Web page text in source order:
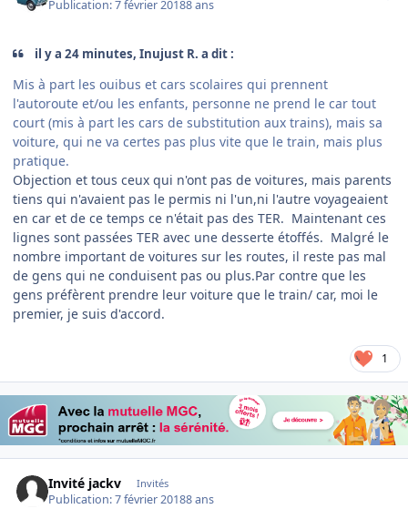
Publication:7 février 20188 ans
il y a 24 minutes, Inujust R. a dit :
Mis à part les ouibus et cars scolaires qui prennent
l'autoroute et/ou les enfants, personne ne prend le car tout
court (mis à part les cars de substitution aux trains), mais sa
voiture, qui ne va certes pas plus vite que le train, mais plus
pratique.
Objection et tous ceux qui n'ont pas de voitures, mais parents
tiens qui n'avaient pas le permis ni l'un,ni l'autre voyageaient
en car et de ce temps ce n'était pas des TER. Maintenant ces
lignes sont passées TER avec une desserte étoffés. Malgré le
nombre important de voitures sur les routes, il reste pas mal
de gens qui ne conduisent pas ou plus.Par contre que les
gens préfèrent prendre leur voiture que le train/ car, moi le
premier, je suis d'accord.
1
Invité jackv Invités
Publication:7 février 20188 ans